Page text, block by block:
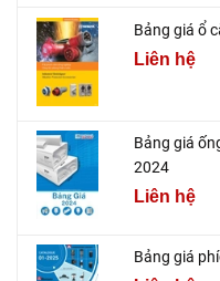
Bảng giá ổ
Liên hệ
Bảng giá
2024
Liên hệ
Bảng giá